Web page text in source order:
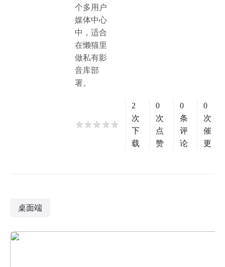
个多用户
媒体中心
中，适合
在懒猫里
做私有影
音库部
署。
2
次
下
载
0
次
点
赞
0
条
评
论
0
次
催
更
桌面端